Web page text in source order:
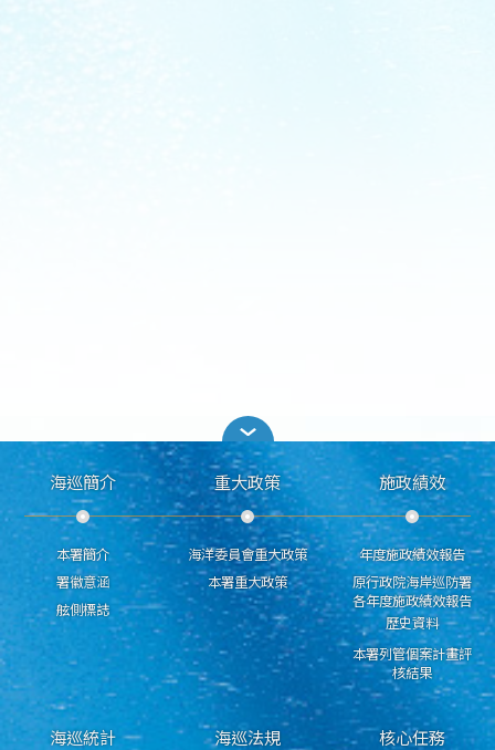
海巡簡介
本署簡介
署徽意涵
舷側標誌
重大政策
海洋委員會重大政策
本署重大政策
施政績效
年度施政績效報告
原行政院海岸巡防署
各年度施政績效報告
歷史資料
本署列管個案計畫評
核結果
海巡統計 海巡法規 核心任務